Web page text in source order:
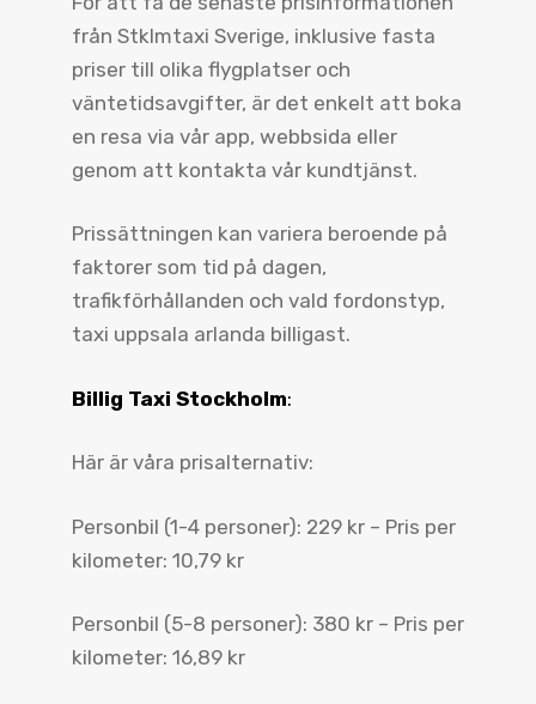
från Stklmtaxi Sverige, inklusive fasta
priser till olika flygplatser och
väntetidsavgifter, är det enkelt att boka
en resa via vår app, webbsida eller
genom att kontakta vår kundtjänst.
Prissättningen kan variera beroende på
faktorer som tid på dagen,
trafikförhållanden och vald fordonstyp,
taxi uppsala arlanda billigast.
Billig Taxi Stockholm:
Här är våra prisalternativ:
Personbil (1-4 personer): 229 kr – Pris per
kilometer: 10,79 kr
Personbil (5-8 personer): 380 kr – Pris per
kilometer: 16,89 kr